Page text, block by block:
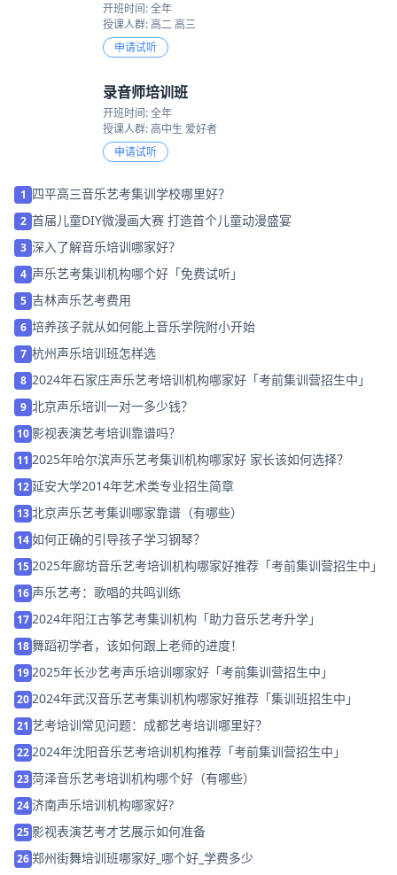
开班时间: 全年
授课人群: 高二 高三
申请试听
录音师培训班
开班时间: 全年
授课人群: 高中生 爱好者
申请试听
1 四平高三音乐艺考集训学校哪里好？
2 首届儿童DIY微漫画大赛 打造首个儿童动漫盛宴
3 深入了解音乐培训哪家好？
4 声乐艺考集训机构哪个好「免费试听」
5 吉林声乐艺考费用
6 培养孩子就从如何能上音乐学院附小开始
7 杭州声乐培训班怎样选
8 2024年石家庄声乐艺考培训机构哪家好「考前集训营招生中」
9 北京声乐培训一对一多少钱？
10 影视表演艺考培训靠谱吗？
11 2025年哈尔滨声乐艺考集训机构哪家好 家长该如何选择？
12延安大学2014年艺术类专业招生简章
13北京声乐艺考集训哪家靠谱（有哪些）
14如何正确的引导孩子学习钢琴？
152025年廊坊音乐艺考培训机构哪家好推荐「考前集训营招生中」
16 声乐艺考：歌唱的共鸣训练
172024年阳江古筝艺考集训机构「助力音乐艺考升学」
18舞蹈初学者，该如何跟上老师的进度！
192025年长沙艺考声乐培训哪家好「考前集训营招生中」
202024年武汉音乐艺考集训机构哪家好推荐「集训班招生中」
21 艺考培训常见问题：成都艺考培训哪里好？
222024年沈阳音乐艺考培训机构推荐「考前集训营招生中」
23菏泽音乐艺考培训机构哪个好（有哪些）
24 济南声乐培训机构哪家好?
25 影视表演艺考才艺展示如何准备
26郑州街舞培训班哪家好_哪个好_学费多少